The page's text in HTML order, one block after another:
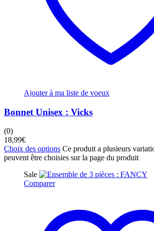
Ajouter à ma liste de voeux
Bonnet Unisex : Vicks
(0)
18,99€
Choix des options Ce produit a plusieurs
peuvent être choisies sur la page du produit
Sale
Comparer